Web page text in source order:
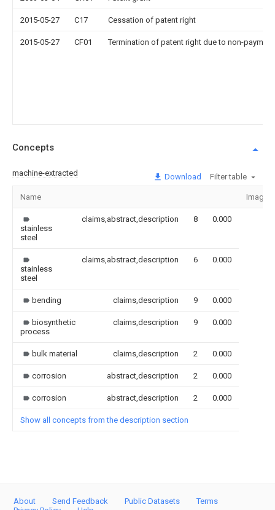
2015-05-27 C17 Cessation of patent right
2015-05-27 CF01 Termination of patent right due to non-
Concepts
machine-extracted Download Filter table
Name Image
stainless
steel
claims,abstract,description 8 0.000
stainless
steel
claims,abstract,description 6 0.000
bending claims,description 9 0.000
biosynthetic
process
claims,description 9 0.000
bulk material claims,description 2 0.000
corrosion abstract,description 2 0.000
corrosion abstract,description 2 0.000
Show all concepts from the description section
About Send Feedback Public Datasets
Terms